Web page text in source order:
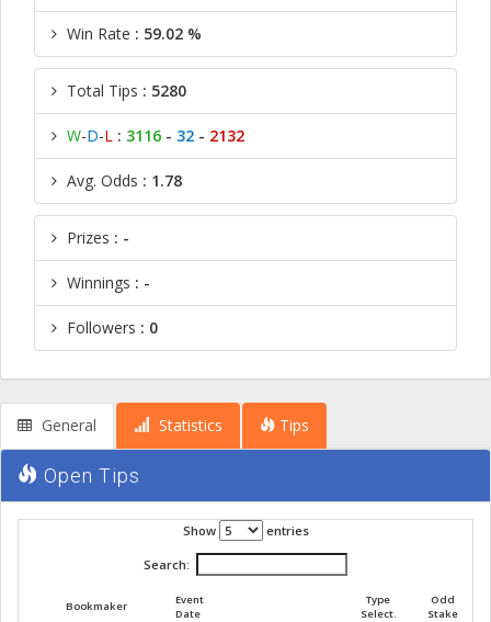
Win Rate : 59.02 %
Total Tips : 5280
W-D-L : 3116 - 32 - 2132
Avg. Odds : 1.78
Prizes : -
Winnings : -
Followers : 0
General Statistics Tips
Open Tips
Show entries
Search:
Bookmaker
Event
Date
Type
Select.
Odd
Stake